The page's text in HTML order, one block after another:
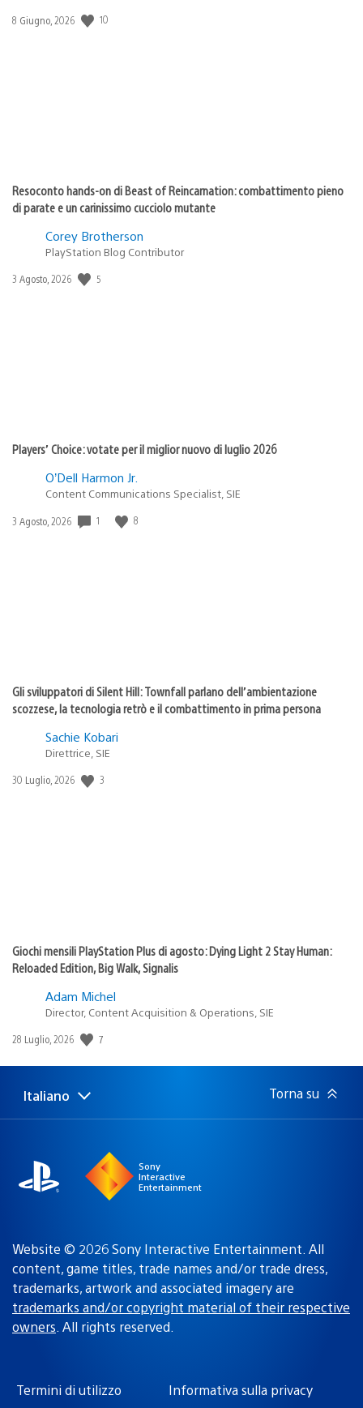
Data
8 Giugno, 2026 10
Resoconto hands-on di Beast of Reincarnation: combattimento pieno
di parate e un carinissimo cucciolo mutante
Corey Brotherson
PlayStation Blog Contributor
Data
3 Agosto, 2026 5
Players’ Choice: votate per il miglior nuovo di luglio 2026
O’Dell Harmon Jr.
Content Communications Specialist, SIE
Data
3 Agosto, 2026 1 8
Gli sviluppatori di Silent Hill: Townfall parlano dell’ambientazione
scozzese, la tecnologia retrò e il combattimento in prima persona
Sachie Kobari
Direttrice, SIE
Data
30 Luglio, 2026 3
Giochi mensili PlayStation Plus di agosto: Dying Light 2 Stay Human:
Reloaded Edition, Big Walk, Signalis
Adam Michel
Director, Content Acquisition & Operations, SIE
Data
pubblicazione:
28 Luglio, 2026 7
Seleziona
una
Regione
attuale:
Italiano Torna su
Sony
Interactive
Entertainment
Website © 2026 Sony Interactive Entertainment. All
content, game titles, trade names and/or trade dress,
trademarks, artwork and associated imagery are
trademarks and/or copyright material of their respective
owners. All rights reserved.
Termini di utilizzo Informativa sulla privacy